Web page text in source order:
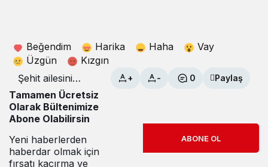
Beğendim Harika Haha
Vay
Üzgün
Kızgın
Şehit ailesini
duygulandıran
sürpriz
+ - 0 Paylaş
Tamamen Ücretsiz
Olarak Bültenimize
Abone Olabilirsin
Yeni haberlerden
haberdar olmak için
fırsatı kaçırma ve
ABONE OL